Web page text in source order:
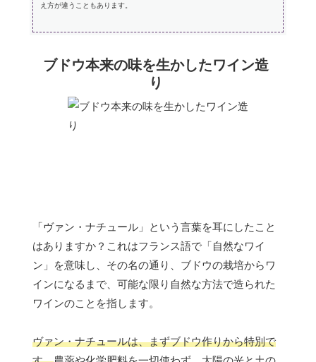
え方が違うこともあります。
ブドウ本来の味を生かしたワイン造
り
「ヴァン・ナチュール」という言葉を耳にしたこと
はありますか？これはフランス語で「自然なワイ
ン」を意味し、その名の通り、ブドウの栽培からワ
インになるまで、可能な限り自然な方法で造られた
ワインのことを指します。
ヴァン・ナチュールは、まずブドウ作りから特別で